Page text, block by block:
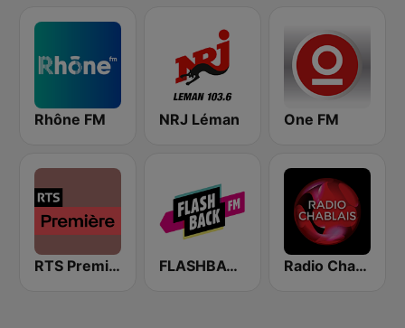
Rhône FM NRJ Léman One FM
RTS Première FLASHBACK FM Radio Chablais